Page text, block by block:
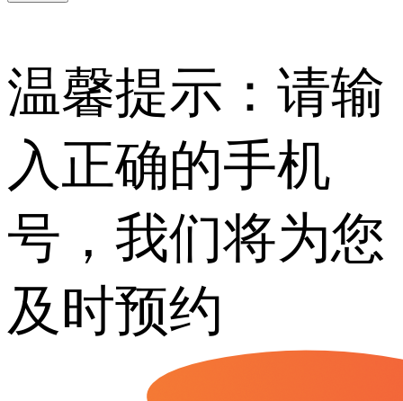
温馨提示：请输
入正确的手机
号，我们将为您
及时预约